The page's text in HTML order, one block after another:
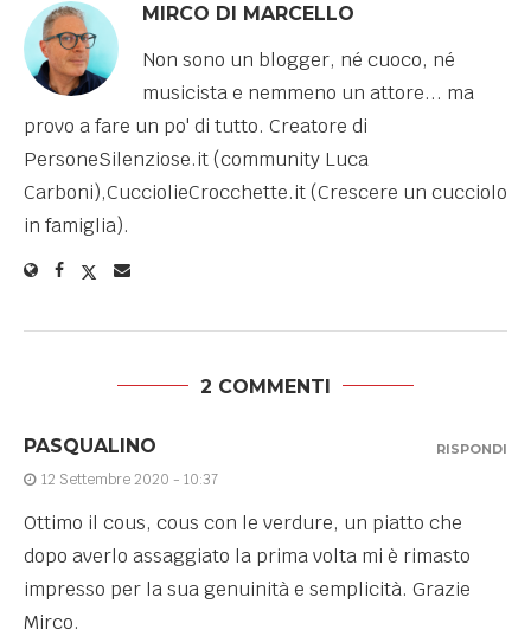
MIRCO DI MARCELLO
Non sono un blogger, né cuoco, né
musicista e nemmeno un attore... ma
provo a fare un po' di tutto. Creatore di
PersoneSilenziose.it (community Luca
Carboni),CucciolieCrocchette.it (Crescere un cucciolo
in famiglia).
2 COMMENTI
PASQUALINO
12 Settembre 2020 - 10:37
Ottimo il cous, cous con le verdure, un piatto che
dopo averlo assaggiato la prima volta mi è rimasto
impresso per la sua genuinità e semplicità. Grazie
Mirco.
RISPONDI